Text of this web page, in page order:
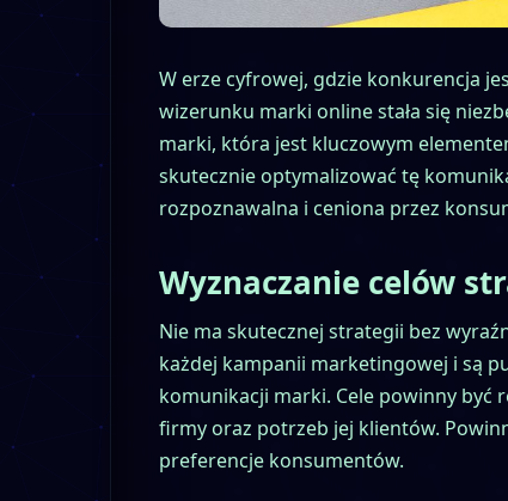
W erze cyfrowej, gdzie konkurencja
wizerunku marki online stała się
marki, która jest kluczowym
skutecznie optymalizować tę
rozpoznawalna i ceniona przez
Wyznaczanie celów
Nie ma skutecznej strategii bez
każdej kampanii marketingowej i są
komunikacji marki. Cele powinny być
firmy oraz potrzeb jej klientów.
preferencje konsumentów.